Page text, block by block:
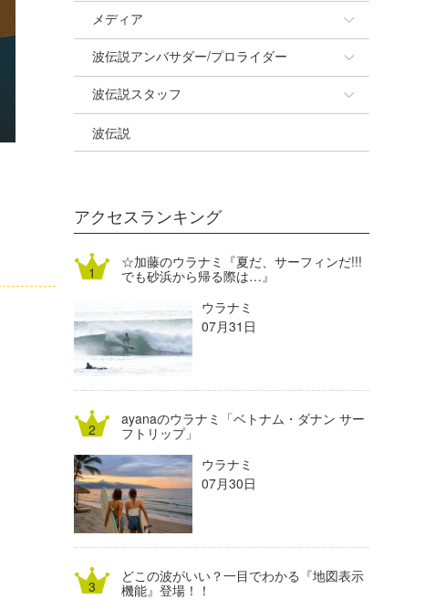
Naoya Kimoto
mitsuteru Kamio
Yasunari Inoue
Yoshiyuki Obata
DELTA FORCE SURF
熊谷素子
メディア
SURFMEDIA
Colors MAGAZINE
WAVAL
波伝説アンバサダー/プロライダー
福島寿実子
中浦“JET”章
進士剛光
植村未来
NOBUFUKU
大野”MAR”修聖
喜納海人
波伝説スタッフ
☆加藤
Aichan
ECE
G◎Da
H
KID
KOBU
KY
MIN
mitz
OYZ
波伝説
アクセスランキング
☆加藤のウラナミ『夏だ、サーフィンだ!!!
でも砂浜から帰る際は…』
ウラナミ
07月31日
ayanaのウラナミ「ベトナム・ダナン サー
フトリップ」
ウラナミ
07月30日
どこの波がいい？一目でわかる『地図表示
機能』登場！！